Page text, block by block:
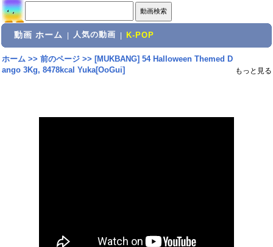
動画 ホーム 人気の動画 K-POP
ホーム>> 前のページ>> [MUKBANG] 54 Halloween Themed D
ango 3Kg, 8478kcal Yuka[OoGui]
もっと見る